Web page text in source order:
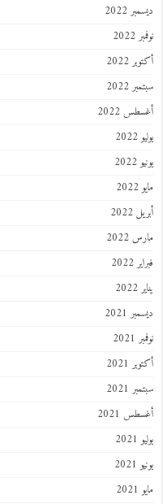
ديسمبر 2022
نوفمبر 2022
أكتوبر 2022
سبتمبر 2022
أغسطس 2022
يوليو 2022
يونيو 2022
مايو 2022
أبريل 2022
مارس 2022
فبراير 2022
يناير 2022
ديسمبر 2021
نوفمبر 2021
أكتوبر 2021
سبتمبر 2021
أغسطس 2021
يوليو 2021
يونيو 2021
مايو 2021